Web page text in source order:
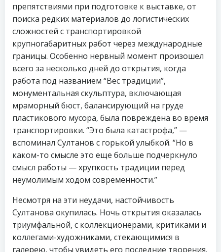
препятствиями при подготовке к выставке, от
поиска редких материалов до логистических
сложностей с транспортировкой
крупногабаритных работ через международные
границы. Особенно нервный момент произошел
всего за несколько дней до открытия, когда
работа под названием “Вес традиции”,
монументальная скульптура, включающая
мраморный бюст, балансирующий на груде
пластикового мусора, была повреждена во время
транспортировки. “Это была катастрофа,” —
вспоминал Султанов с горькой улыбкой. “Но в
каком-то смысле это еще больше подчеркнуло
смысл работы — хрупкость традиции перед
неумолимым ходом современности.”
Несмотря на эти неудачи, настойчивость
Султанова окупилась. Ночь открытия оказалась
триумфальной, с коллекционерами, критиками и
коллегами-художниками, стекающимися в
галерею, чтобы увидеть его последние творения.